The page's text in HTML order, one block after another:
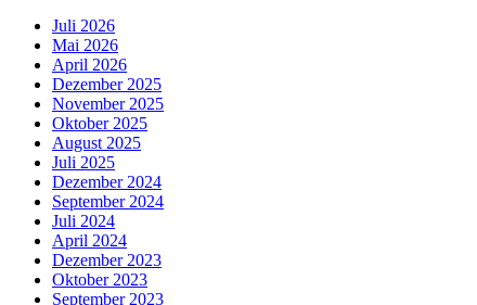
Juli 2026
Mai 2026
April 2026
Dezember 2025
November 2025
Oktober 2025
August 2025
Juli 2025
Dezember 2024
September 2024
Juli 2024
April 2024
Dezember 2023
Oktober 2023
September 2023